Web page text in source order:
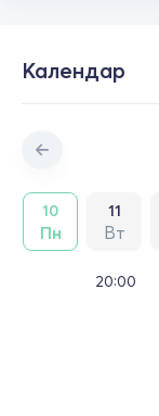
Календар
10
Пн
11
Вт
20:00